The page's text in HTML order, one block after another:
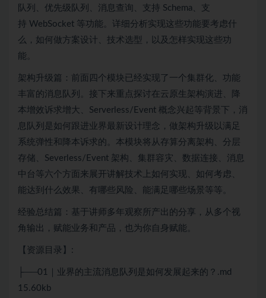
队列、优先级队列、消息查询、支持 Schema、支
持 WebSocket 等功能。详细分析实现这些功能要考虑什
么，如何做方案设计、技术选型，以及怎样实现这些功
能。
架构升级篇：前面四个模块已经实现了一个集群化、功能
丰富的消息队列。接下来重点探讨在 云原生 架构演进、降
本增效诉求增大、Serverless/Event 概念兴起等背景下，消
息队列是如何跟进业界最新设计理念，做架构升级以满足
系统弹性和降本诉求的。本模块将从存算分离架构、分层
存储、Severless/Event 架构、集群容灾、数据连接、消息
中台等六个方面来展开讲解技术上如何实现、如何考虑、
能达到什么效果、有哪些风险、能满足哪些场景等等。
经验总结篇：基于讲师多年观察所产出的分享，从多个视
角输出，赋能业务和产品，也为你自身赋能。
【资源目录】:
├──01｜业界的主流消息队列是如何发展起来的？.md
15.60kb